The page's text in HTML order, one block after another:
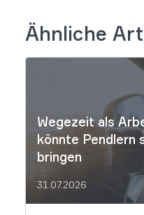
Ähnliche
Wegezeit als
könnte Pendlern
bringen
31.07.2026